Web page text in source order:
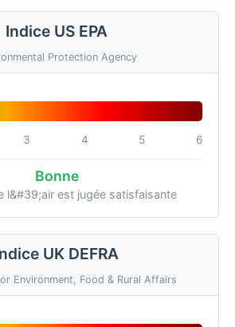
Indice US EPA
Protection Agency
3 4 5 6
Bonne
l&#39;air est jugée satisfaisante
UK DEFRA
Environment, Food & Rural Affairs